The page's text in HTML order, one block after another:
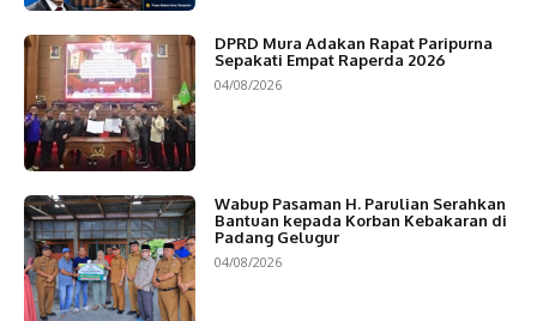
DPRD Mura Adakan Rapat Paripurna
Sepakati Empat Raperda 2026
04/08/2026
Wabup Pasaman H. Parulian Serahkan
Bantuan kepada Korban Kebakaran di
Padang Gelugur
04/08/2026